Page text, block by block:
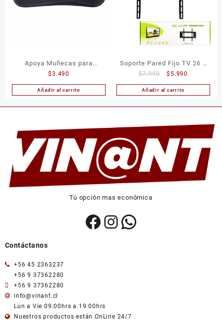
Apoya Muñecas para
Teclado – Almohadilla
Ergonómica
$3.490
Añadir al carrito
Soporte Pared Fijo TV 26 a
63 Pulgadas
$7.990
El
precio
original
$ 5.990
precio
actual
Añadir al carrito
Tú opción mas económica
Facebook
Instagram
WhatsApp
Contáctanos
+56 45 2363237
+56 9 37362280
+56 9 37362280
info@vinant.cl
Lun a Vie 09:00hrs a 19:00hrs
Nuestros productos están OnLine 24/7